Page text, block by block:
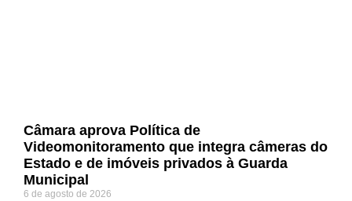
Câmara aprova Política de
Videomonitoramento que integra câmeras do
Estado e de imóveis privados à Guarda
Municipal
6 de agosto de 2026